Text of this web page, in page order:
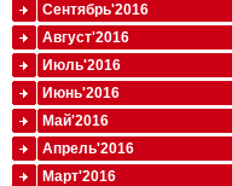
Сентябрь'2016
Август'2016
Июль'2016
Июнь'2016
Май'2016
Апрель'2016
Март'2016